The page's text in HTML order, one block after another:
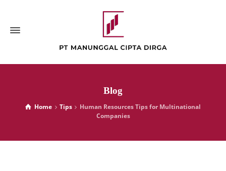
Blog
Home Tips
Human Resources Tips for Multinational
Companies